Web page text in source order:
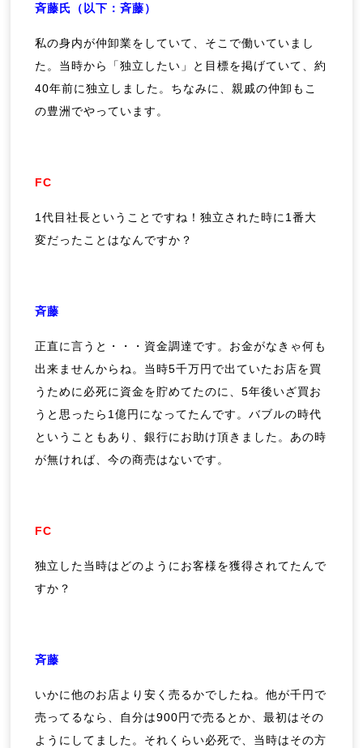
斉藤氏（以下：斉藤）
私の身内が仲卸業をしていて、そこで働いていまし
た。当時から「独立したい」と目標を掲げていて、約
40年前に独立しました。ちなみに、親戚の仲卸もこ
の豊洲でやっています。
FC
1代目社長ということですね！独立された時に1番大
変だったことはなんですか？
斉藤
正直に言うと・・・資金調達です。お金がなきゃ何も
出来ませんからね。当時5千万円で出ていたお店を買
うために必死に資金を貯めてたのに、5年後いざ買お
うと思ったら1億円になってたんです。バブルの時代
ということもあり、銀行にお助け頂きました。あの時
が無ければ、今の商売はないです。
FC
独立した当時はどのようにお客様を獲得されてたんで
すか？
斉藤
いかに他のお店より安く売るかでしたね。他が千円で
売ってるなら、自分は900円で売るとか、最初はその
ようにしてました。それくらい必死で、当時はその方